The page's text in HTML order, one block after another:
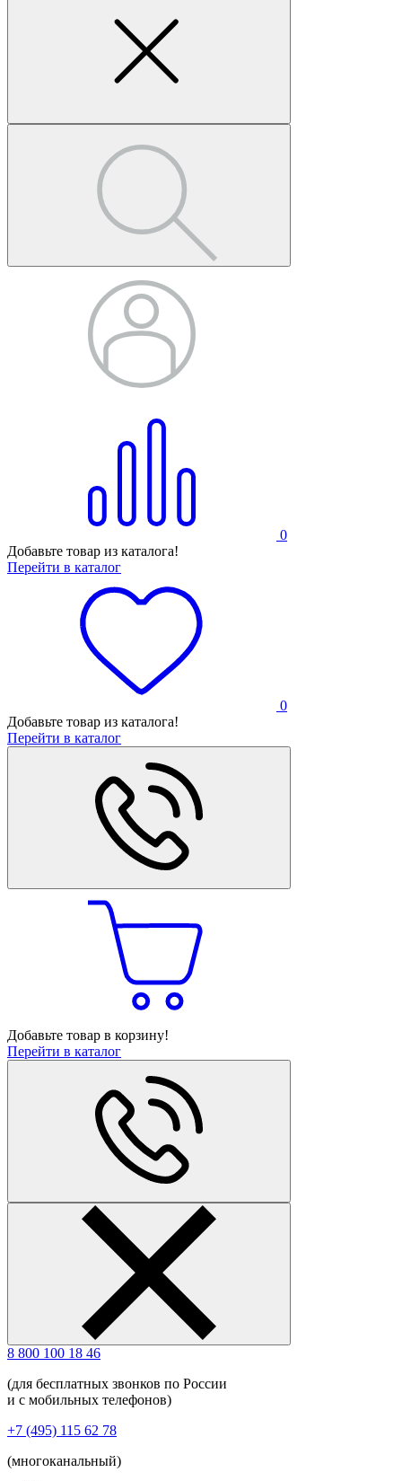
0
Добавьте товар из каталога!
Перейти в каталог
0
Добавьте товар из каталога!
Перейти в каталог
Добавьте товар в корзину!
Перейти в каталог
8 800 100 18 46
(для бесплатных звонков по России
и с мобильных телефонов)
+7 (495) 115 62 78
(многоканальный)